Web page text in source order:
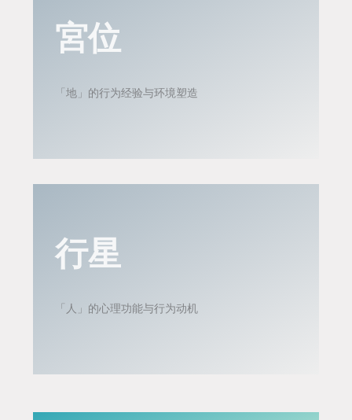
宮位
「地」的行为经验与环境塑造
行星
「人」的心理功能与行为动机